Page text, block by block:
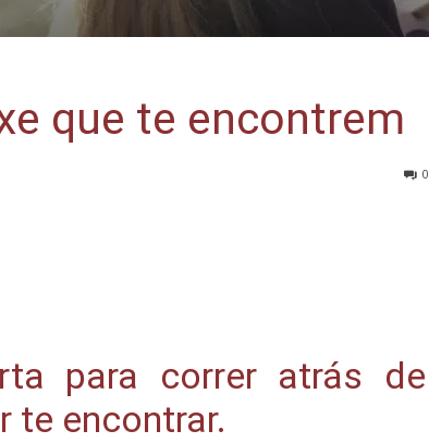
que te encontrem
0
para correr atrás de
te encontrar.